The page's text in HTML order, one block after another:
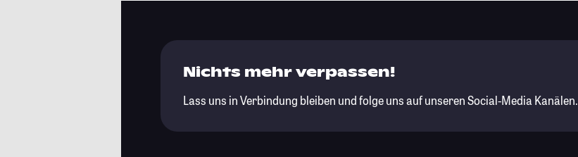
Nichts mehr verpassen!
Lass uns in Verbindung bleiben und folge uns auf unseren Social-Media Kanälen.